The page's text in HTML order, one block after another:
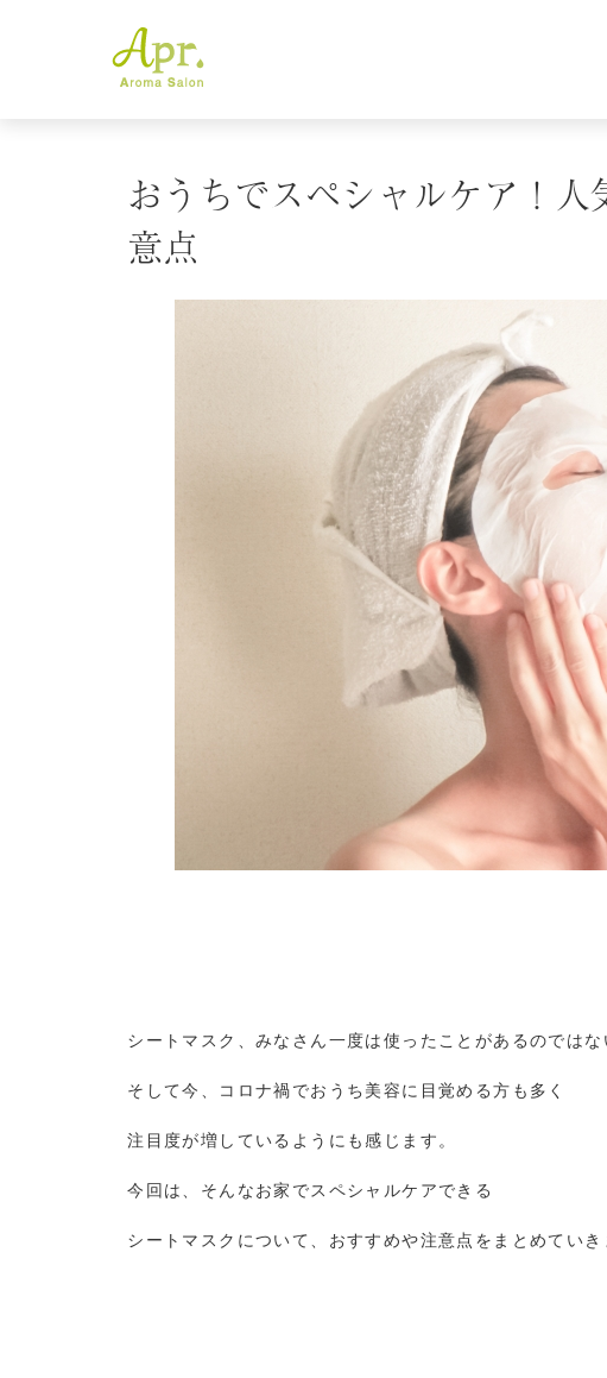
おうちでスペシャルケア！
意点
シートマスク、みなさん一度は使ったことがあるのではな
そして今、コロナ禍でおうち美容に目覚める方も多く
注目度が増しているようにも感じます。
今回は、そんなお家でスペシャルケアできる
シートマスクについて、おすすめや注意点をまとめていき